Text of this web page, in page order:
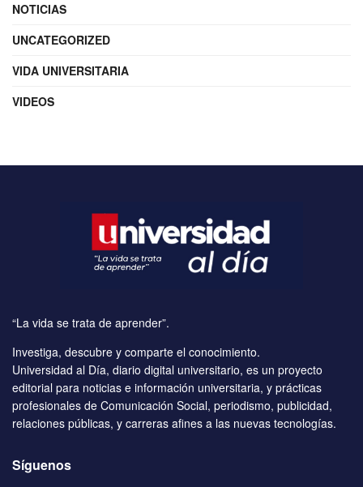
NOTICIAS
UNCATEGORIZED
VIDA UNIVERSITARIA
VIDEOS
“La vida se trata de aprender”.
Investiga, descubre y comparte el conocimiento.
Universidad al Día, diario digital universitario, es un proyecto
editorial para noticias e información universitaria, y prácticas
profesionales de Comunicación Social, periodismo, publicidad,
relaciones públicas, y carreras afines a las nuevas tecnologías.
Síguenos